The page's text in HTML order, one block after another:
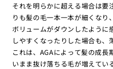
それを明らかに超える場合は要
りも髪の毛一本一本が細くなり
ボリュームがダウンしたように
しやすくなったりした場合も、
これは、AGAによって髪の成
いまま抜け落ちる毛が増えて